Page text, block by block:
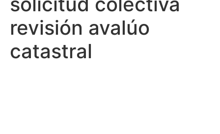
revisión avalúo
catastral